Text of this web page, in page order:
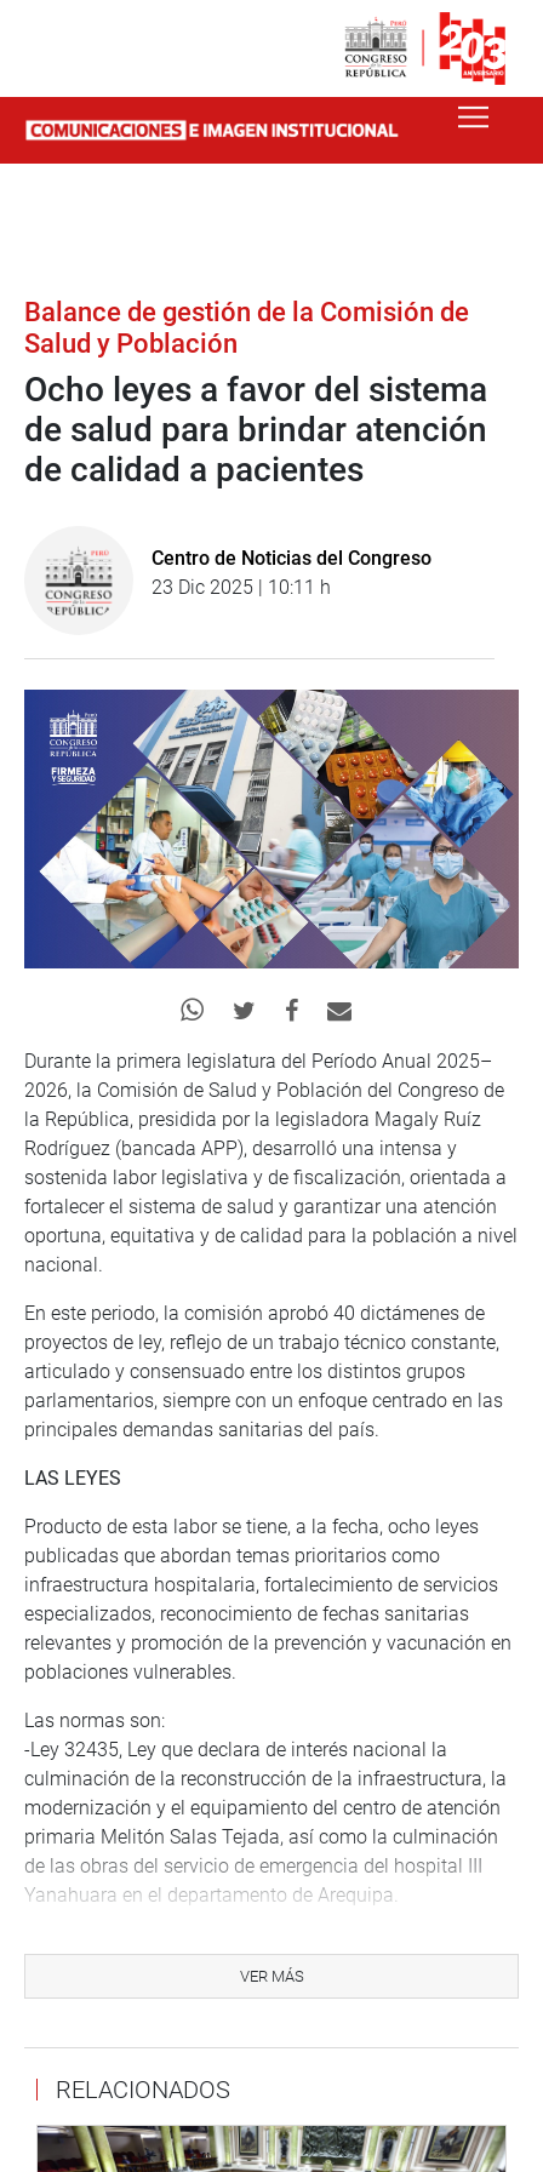
Balance de gestión de la Comisión de
Salud y Población
Ocho leyes a favor del sistema
de salud para brindar atención
de calidad a pacientes
Centro de Noticias del Congreso
23 Dic 2025 | 10:11 h
Durante la primera legislatura del Período Anual 2025–
2026, la Comisión de Salud y Población del Congreso de
la República, presidida por la legisladora Magaly Ruíz
Rodríguez (bancada APP), desarrolló una intensa y
sostenida labor legislativa y de fiscalización, orientada a
fortalecer el sistema de salud y garantizar una atención
oportuna, equitativa y de calidad para la población a nivel
nacional.
En este periodo, la comisión aprobó 40 dictámenes de
proyectos de ley, reflejo de un trabajo técnico constante,
articulado y consensuado entre los distintos grupos
parlamentarios, siempre con un enfoque centrado en las
principales demandas sanitarias del país.
LAS LEYES
Producto de esta labor se tiene, a la fecha, ocho leyes
publicadas que abordan temas prioritarios como
infraestructura hospitalaria, fortalecimiento de servicios
especializados, reconocimiento de fechas sanitarias
relevantes y promoción de la prevención y vacunación en
poblaciones vulnerables.
Las normas son:
-Ley 32435, Ley que declara de interés nacional la
culminación de la reconstrucción de la infraestructura, la
modernización y el equipamiento del centro de atención
primaria Melitón Salas Tejada, así como la culminación
de las obras del servicio de emergencia del hospital III
Yanahuara en el departamento de Arequipa.
Hepatología el 15 de setiembre de cada año.
nacional la implementación y mejoramiento de
establecimientos y servicios de salud en los
departamentos de Apurímac, Cajamarca, Cusco,
Huánuco, Ica, Lambayeque, Lima, Loreto, Madre de dios,
Piura, San Martín, Tacna y Tumbes.
VER MÁS
RELACIONADOS